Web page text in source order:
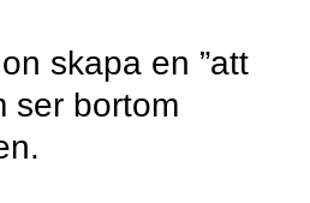
skapa en ”att
ser bortom